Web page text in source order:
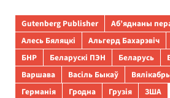
Gutenberg Publisher
Аб’яднаны
Алесь Бяляцкі
Альгерд Бахарэвіч
БНР
Беларускі ПЭН Беларусь
Варшава
Васіль Быкаў
Германія
Гродна Грузія
ЗША